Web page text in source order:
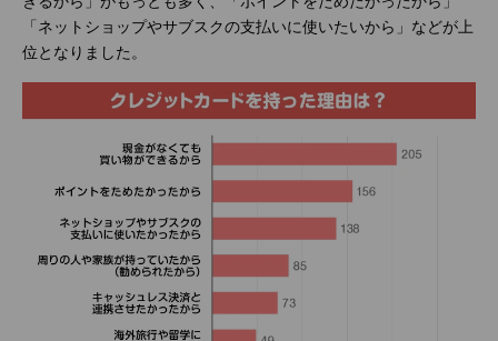
「ネットショップやサブスクの支払いに使いたいから」などが上
位となりました。